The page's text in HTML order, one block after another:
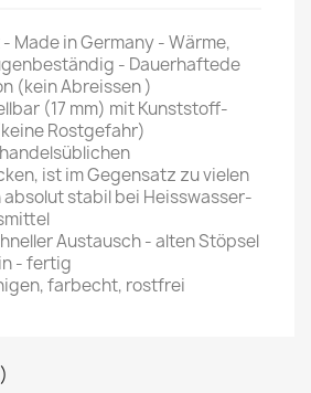
Made in Germany - Wärme,
- Dauerhaftede
(kein Abreissen )
(17 mm) mit Kunststoff-
Rostgefahr)
ist im Gegensatz zu vielen
stabil bei Heisswasser-
Austausch - alten Stöpsel
- fertig
farbecht, rostfrei